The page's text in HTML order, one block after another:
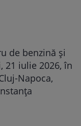
de benzină și
21 iulie 2026, în
Napoca,